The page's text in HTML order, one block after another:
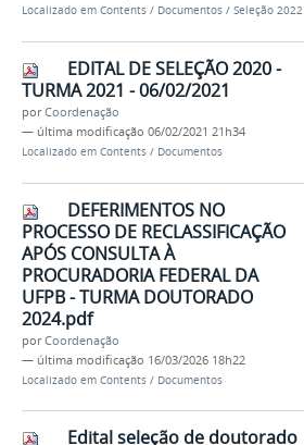
Localizado em Contents / Documentos / Seleção 2022
EDITAL DE SELEÇÃO 2020 -
TURMA 2021 - 06/02/2021
porCoordenação
— última modificação 06/02/2021 21h34
Localizado em Contents / Documentos
DEFERIMENTOS NO
PROCESSO DE RECLASSIFICAÇÃO
APÓS CONSULTA À
PROCURADORIA FEDERAL DA
UFPB - TURMA DOUTORADO
2024.pdf
porCoordenação
— última modificação 16/03/2026 18h22
Localizado em Contents / Documentos
Edital seleção de doutorado